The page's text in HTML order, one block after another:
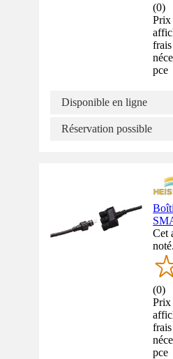
(0)
pce
Disponible en ligne
Réservation possible
Cet
noté.
(0)
pce